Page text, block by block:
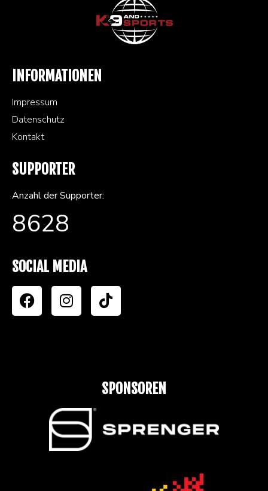
INFORMATIONEN
Impressum
Datenschutz
Kontakt
SUPPORTER
Anzahl der Supporter:
8628
SOCIAL MEDIA
SPONSOREN